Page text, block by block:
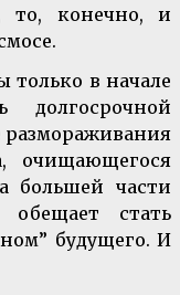
конечно, и
в начале
размораживания
очищающегося
большей части
стать
будущего. И